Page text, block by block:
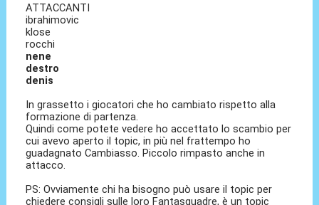
ATTACCANTI
ibrahimovic
klose
rocchi
nene
destro
denis
In grassetto i giocatori che ho cambiato rispetto alla
formazione di partenza.
Quindi come potete vedere ho accettato lo scambio per
cui avevo aperto il topic, in più nel frattempo ho
guadagnato Cambiasso. Piccolo rimpasto anche in
attacco.
PS: Ovviamente chi ha bisogno può usare il topic per
chiedere consigli sulle loro Fantasquadre, è un topic